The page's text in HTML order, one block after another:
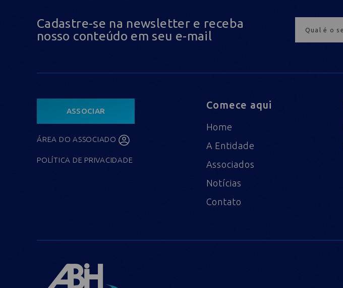
Cadastre-se na newsletter e receba
nosso conteúdo em seu e-mail
ASSOCIAR
ÁREA DO ASSOCIADO
POLÍTICA DE PRIVACIDADE
Comece aqui
Home
A Entidade
Associados
Notícias
Contato